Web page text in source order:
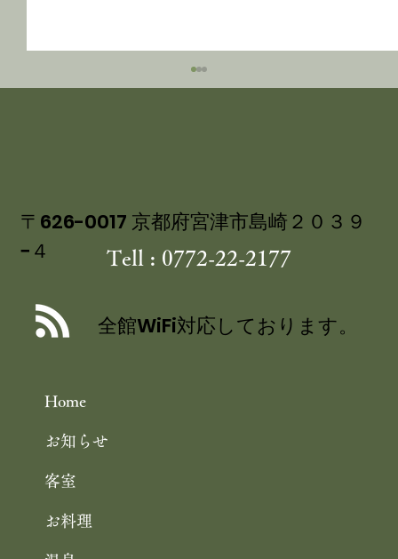
ルク 飯尾醸造 富士酢プレミアム使用
Home
お知らせ
客室
お料理
〒626-0017 京都府宮津市島崎２０３９
−４
Tell : 0772-22-2177
全館WiFi対応しております。